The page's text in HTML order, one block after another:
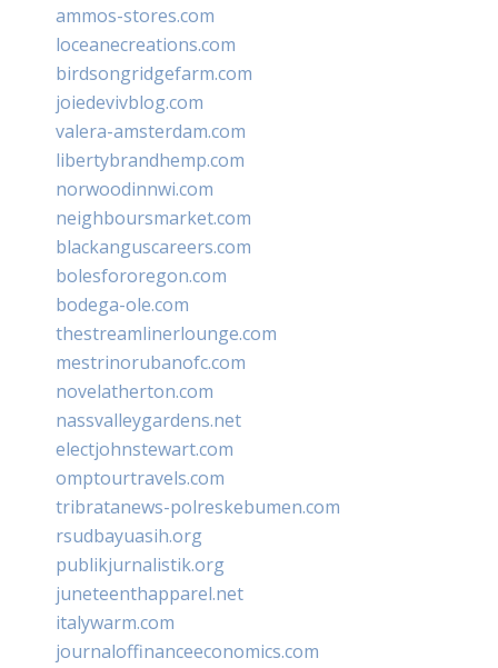
ammos-stores.com
loceanecreations.com
birdsongridgefarm.com
joiedevivblog.com
valera-amsterdam.com
libertybrandhemp.com
norwoodinnwi.com
neighboursmarket.com
blackanguscareers.com
bolesfororegon.com
bodega-ole.com
thestreamlinerlounge.com
mestrinorubanofc.com
novelatherton.com
nassvalleygardens.net
electjohnstewart.com
omptourtravels.com
tribratanews-polreskebumen.com
rsudbayuasih.org
publikjurnalistik.org
juneteenthapparel.net
italywarm.com
journaloffinanceeconomics.com